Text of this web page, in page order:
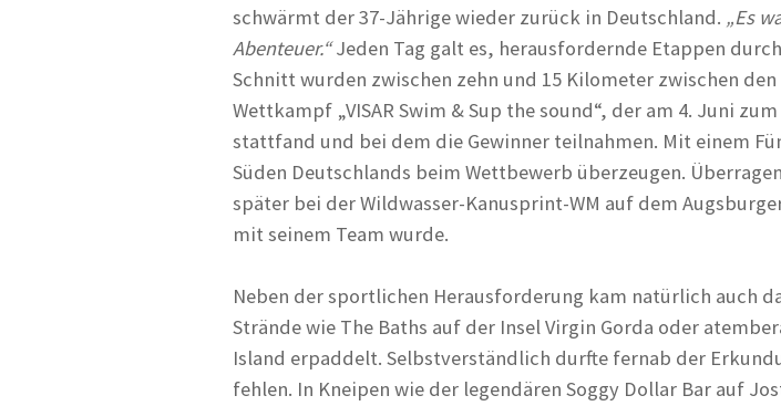
schwärmt der 37-Jährige wieder zurück in Deutschland. „Es
Abenteuer.“Jeden Tag galt es, herausfordernde Etappen
Schnitt wurden zwischen zehn und 15 Kilometer zwischen
Wettkampf „VISAR Swim & Sup the sound“, der am 4. Juni
stattfand und bei dem die Gewinner teilnahmen. Mit einem
Süden Deutschlands beim Wettbewerb überzeugen.
später bei der Wildwasser-Kanusprint-WM auf dem
mit seinem Team wurde.
Neben der sportlichen Herausforderung kam natürlich auch
Strände wie The Baths auf der Insel Virgin Gorda oder
Island erpaddelt. Selbstverständlich durfte fernab der
fehlen. In Kneipen wie der legendären Soggy Dollar Bar auf